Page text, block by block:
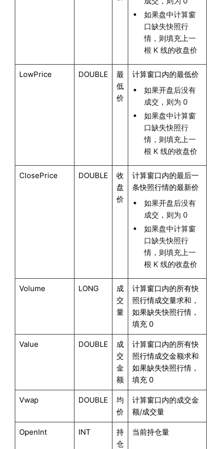
如果盘中计算窗
口缺失快照行
情，则填充上一
根 K 线的收盘价
LowPrice DOUBLE
最
低
价
计算窗口内的最低价
如果开盘后没有
成交，则为 0
如果盘中计算窗
口缺失快照行
情，则填充上一
根 K 线的收盘价
ClosePrice DOUBLE
收
盘
价
计算窗口内的最后一
条快照行情的最新价
如果开盘后没有
成交，则为 0
如果盘中计算窗
口缺失快照行
情，则填充上一
根 K 线的收盘价
Volume LONG
成
交
量
计算窗口内的所有快
照行情成交量求和，
如果缺失快照行情，
填充 0
Value DOUBLE
成
交
金
额
计算窗口内的所有快
照行情成交金额求和
如果缺失快照行情，
填充 0
Vwap DOUBLE
均
价
计算窗口内的成交金
额/成交量
OpenInt INT
持
仓
当前持仓量